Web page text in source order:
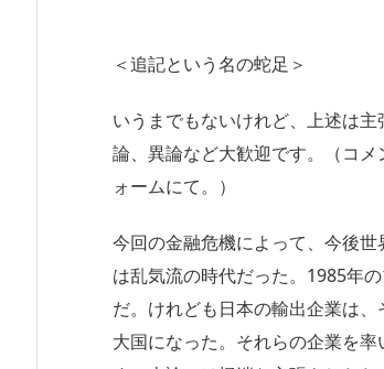
＜追記という名の蛇足＞
いうまでもないけれど、上述は
論、異論など大歓迎です。（コ
ォームにて。）
今回の金融危機によって、今後
は乱気流の時代だった。1985年
だ。けれども日本の輸出企業は
大国になった。それらの企業を